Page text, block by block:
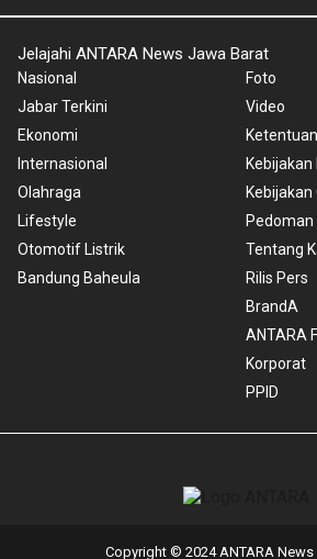
Jelajahi ANTARA News Jawa Barat
Nasional
Jabar Terkini
Ekonomi
Internasional
Olahraga
Lifestyle
Otomotif Listrik
Bandung Baheula
Foto
Video
Kebijakan
Kebijakan
Tentang
Rilis Pers
BrandA
ANTARA
Korporat
PPID
Copyright © 2024 ANTARA News